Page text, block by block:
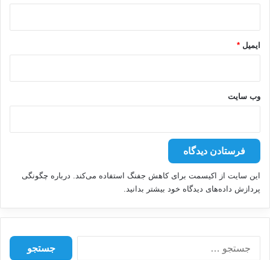
ایمیل *
وب‌ سایت
این سایت از اکیسمت برای کاهش جفنگ استفاده می‌کند. درباره چگونگی
پردازش داده‌های دیدگاه خود بیشتر بدانید.
س